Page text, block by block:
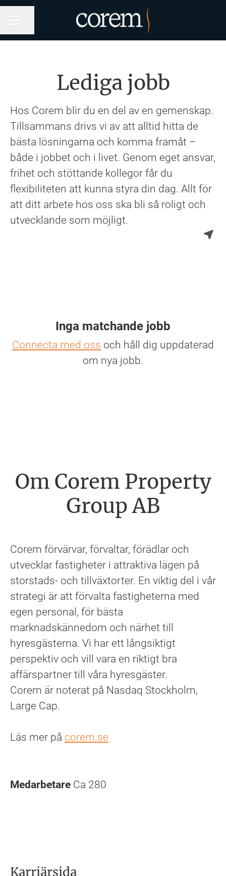
Lediga jobb
Hos Corem blir du en del av en gemenskap.
Tillsammans drivs vi av att alltid hitta de
bästa lösningarna och komma framåt –
både i jobbet och i livet. Genom eget ansvar,
frihet och stöttande kollegor får du
flexibiliteten att kunna styra din dag. Allt för
att ditt arbete hos oss ska bli så roligt och
utvecklande som möjligt.
Inga matchande jobb
Connecta med oss och håll dig uppdaterad
om nya jobb.
Om Corem Property
Group AB
Corem förvärvar, förvaltar, förädlar och
utvecklar fastigheter i attraktiva lägen på
storstads- och tillväxtorter. En viktig del i vår
strategi är att förvalta fastigheterna med
egen personal, för bästa
marknadskännedom och närhet till
hyresgästerna. Vi har ett långsiktigt
perspektiv och vill vara en riktigt bra
affärspartner till våra hyresgäster.
Corem är noterat på Nasdaq Stockholm,
Large Cap.
Läs mer på corem.se
Medarbetare Ca 280
Karriärsida